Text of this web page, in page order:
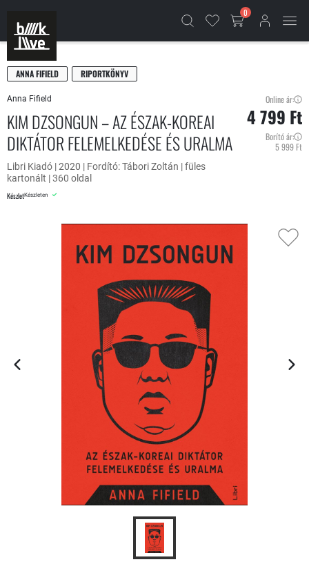
0
ANNA FIFIELD RIPORTKÖNYV
Anna Fifield
KIM DZSONGUN – AZ ÉSZAK-KOREAI
DIKTÁTOR FELEMELKEDÉSE ÉS URALMA
Libri Kiadó | 2020 | Fordító: Tábori Zoltán | füles
kartonált | 360 oldal
KészletKészleten
Online ár:
4 799 Ft
Borító ár:
5 999 Ft